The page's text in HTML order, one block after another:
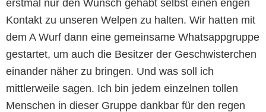
erstmal nur den Wunsch gehabt selbst einen engen
Kontakt zu unseren Welpen zu halten. Wir hatten mit
dem A Wurf dann eine gemeinsame Whatsappgruppe
gestartet, um auch die Besitzer der Geschwisterchen
einander näher zu bringen. Und was soll ich
mittlerweile sagen. Ich bin jedem einzelnen tollen
Menschen in dieser Gruppe dankbar für den regen